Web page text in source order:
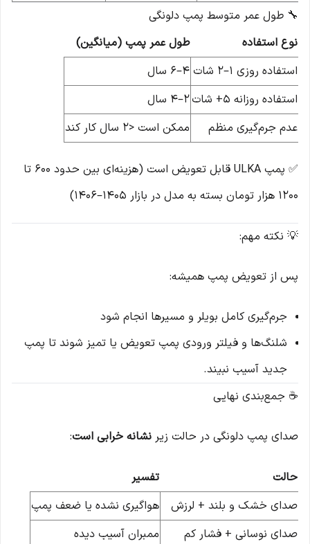
🔧 طول عمر متوسط پمپ دلونگی
نوع استفاده
طول عمر پمپ (میانگین)
استفاده روزی ۱–۲ شات
۴–۶ سال
استفاده روزانه ۵+ شات
۲–۴ سال
عدم جرم‌گیری منظم
ممکن است <۲ سال کار کند
✅ پمپ ULKA قابل تعویض است (هزینه‌ای بین حدود ۶۰۰ تا
۱۲۰۰ هزار تومان بسته به مدل در بازار ۱۴۰۵–۱۴۰۶)
💡 نکته مهم:
پس از تعویض پمپ همیشه:
جرم‌گیری کامل بویلر و مسیرها انجام شود
شلنگ‌ها و فیلتر ورودی پمپ تعویض یا تمیز شوند تا پمپ
جدید آسیب نبیند.
☕ جمع‌بندی نهایی
صدای پمپ دلونگی در حالت زیر نشانه خرابی است:
حالت
تفسیر
صدای خشک و بلند + لرزش
هواگیری نشده یا ضعف پمپ
صدای نوسانی + فشار کم
ممبران آسیب دیده